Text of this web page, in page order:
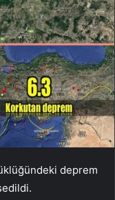
deprem